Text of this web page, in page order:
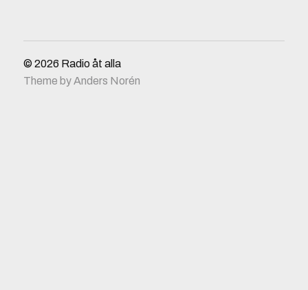
© 2026 Radio åt alla
Theme byAnders Norén